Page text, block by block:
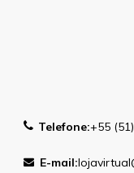
Telefone:+55
E-mail: